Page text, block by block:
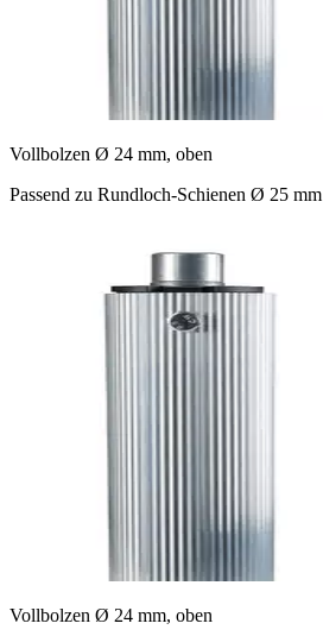
Vollbolzen Ø 24 mm, oben
Passend zu Rundloch-Schienen Ø 25 mm
Vollbolzen Ø 24 mm, oben